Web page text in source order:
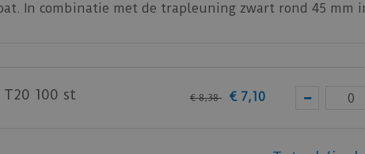
In combinatie met de trapleuning zwart rond 45 mm
100 st € 8,38 € 7,10